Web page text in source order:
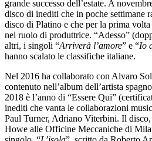
grande successo dell’estate. A
disco di inediti che in poche settimane
disco di Platino e che per la prima volta
nel ruolo di produttrice. “Adesso”
altri, i singoli “Arriverà l’amore” e “Io
hanno scalato le classifiche italiane.
Nel 2016 ha collaborato con Alvaro
contenuto nell’album dell’artista
2018 è l’anno di “Essere Qui”
inediti che vanta le collaborazioni
Paul Turner, Adriano Viterbini. Il
Howe alle Officine Meccaniche di